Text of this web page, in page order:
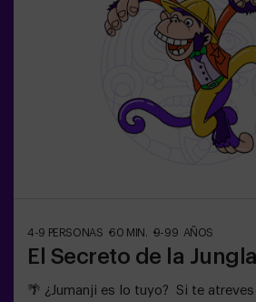
4-9 PERSONAS 60 MIN. 9-99 AÑOS
El Secreto de la Jungla
🌴 ¿Jumanji es lo tuyo? Si te